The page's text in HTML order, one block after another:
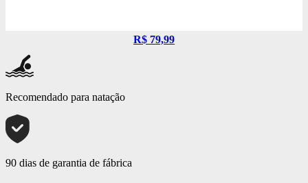
R$ 79,99
Recomendado para natação
90 dias de garantia de fábrica